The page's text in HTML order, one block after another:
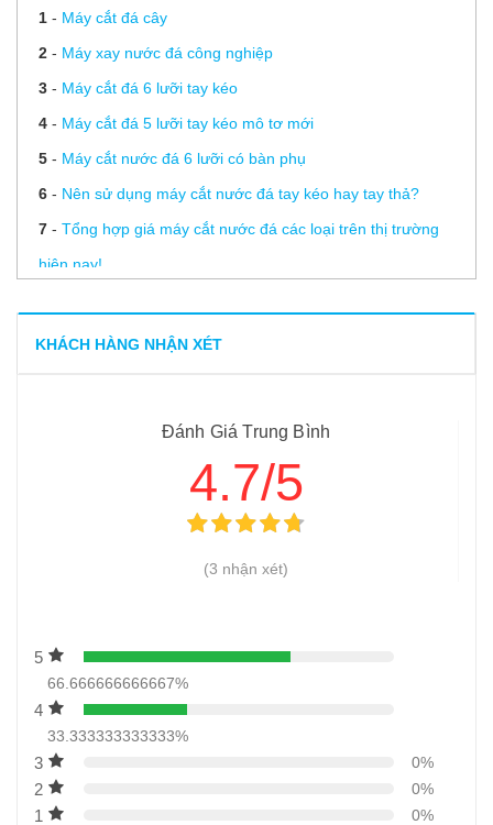
1- Máy cắt đá cây
2- Máy xay nước đá công nghiệp
3- Máy cắt đá 6 lưỡi tay kéo
4- Máy cắt đá 5 lưỡi tay kéo mô tơ mới
5- Máy cắt nước đá 6 lưỡi có bàn phụ
6- Nên sử dụng máy cắt nước đá tay kéo hay tay thả?
7- Tổng hợp giá máy cắt nước đá các loại trên thị trường
hiện nay!
Máy xay nước đá công nghiệp nguyên cây inox 304
KHÁCH HÀNG NHẬN XÉT
Đánh Giá Trung Bình
4.7/5
(3 nhận xét)
5
66.666666666667%
4
33.333333333333%
3 0%
2 0%
1 0%